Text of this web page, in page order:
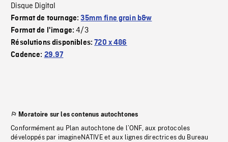
Disque Digital
Format de tournage:35mm fine grain b&w
Format de l'image:4/3
Résolutions disponibles:720 x 486
Cadence: 29.97
Moratoire sur les contenus autochtones
Conformément au Plan autochtone de l’ONF, aux protocoles
développés par imagineNATIVE et aux lignes directrices du Bureau